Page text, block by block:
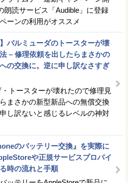
朗読サービス「Audible」に登録
ーンの利用がオススメ
バルミューダのトースターが壊
– 修理依頼を出したらまさかの
の交換に。逆に申し訳なさすぎ
トースターが壊れたので修理見
まさかの新型新品への無償交換
し訳ないと感じるレベルの神対
のバッテリー交換』を実際に
や正規サービスプロバイ
時の流れと手順